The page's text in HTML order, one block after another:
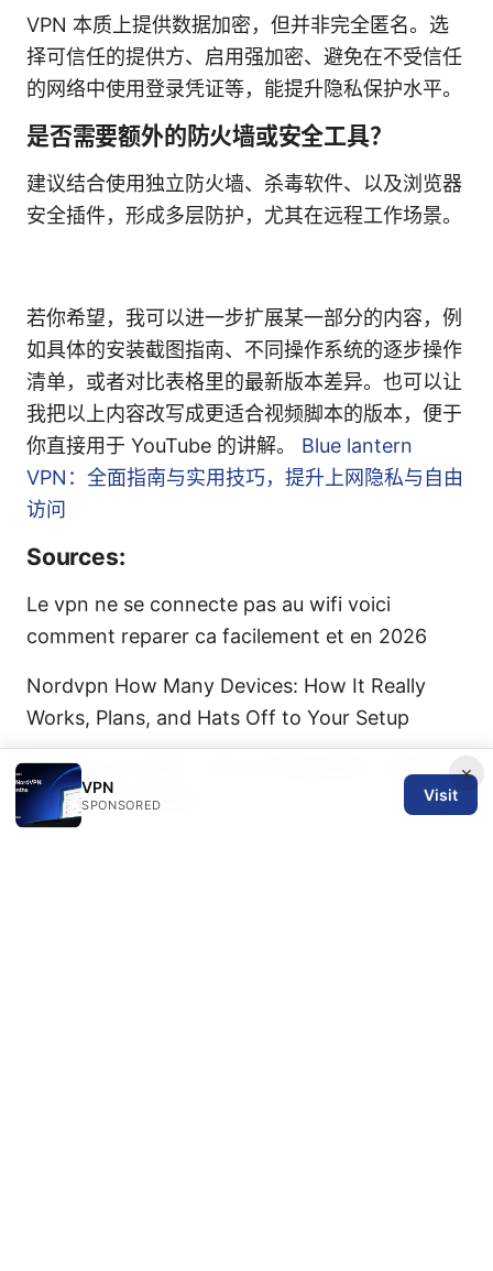
VPN 本质上提供数据加密，但并非完全匿名。选
择可信任的提供方、启用强加密、避免在不受信任
的网络中使用登录凭证等，能提升隐私保护水平。
是否需要额外的防火墙或安全工具？
建议结合使用独立防火墙、杀毒软件、以及浏览器
安全插件，形成多层防护，尤其在远程工作场景。
若你希望，我可以进一步扩展某一部分的内容，例
如具体的安装截图指南、不同操作系统的逐步操作
清单，或者对比表格里的最新版本差异。也可以让
我把以上内容改写成更适合视频脚本的版本，便于
你直接用于 YouTube 的讲解。 Blue lantern
VPN：全面指南与实用技巧，提升上网隐私与自由
访问
Sources:
Le vpn ne se connecte pas au wifi voici
comment reparer ca facilement et en 2026
Nordvpn How Many Devices: How It Really
Works, Plans, and Hats Off to Your Setup
八 爪 鱼 vpn 破解：为什么不建议破解、合法替
代、评测与选购要点
×
VPN
SPONSORED
Visit